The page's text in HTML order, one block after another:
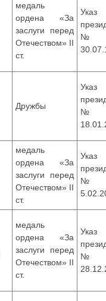
медаль
ордена «За
заслуги перед
Отечеством» II
ст.
Указ
Дружбы
Указ
медаль
ордена «За
заслуги перед
Отечеством» II
ст.
Указ
медаль
ордена «За
заслуги перед
Отечеством» II
ст.
Указ